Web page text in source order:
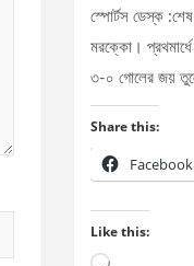
স্পোর্টস ডেস্ক
মরক্কো। প্রথমার্ধে
৩-০ গোলের জয়
Share this:
Facebook
Like this:
Loading…